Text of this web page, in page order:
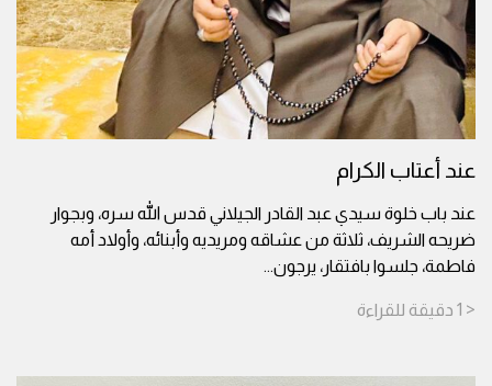
عند أعتاب الكرام
عند باب خلوة سيدي عبد القادر الجيلاني قدس الله سره، وبجوار
ضريحه الشريف، ثلاثة من عشاقه ومريديه وأبنائه، وأولاد أمه
فاطمة، جلسوا بافتقار، يرجون...
< 1 دقيقة للقراءة